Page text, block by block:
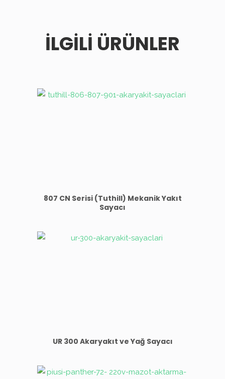
İLGILI ÜRÜNLER
807 CN Serisi (Tuthill) Mekanik Yakıt
Sayacı
UR 300 Akaryakıt ve Yağ Sayacı